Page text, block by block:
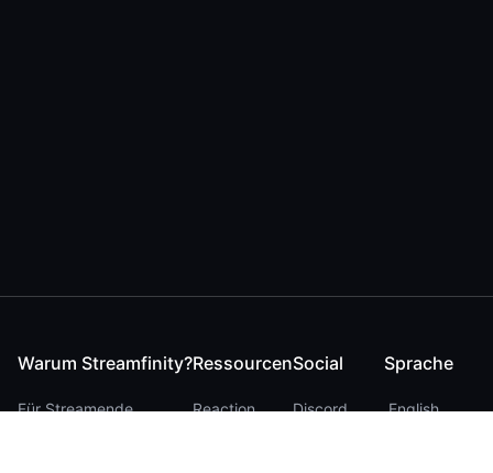
Warum Streamfinity?
Für Streamende
Ressourcen
Reaction
Social
Discord
Sprache
English